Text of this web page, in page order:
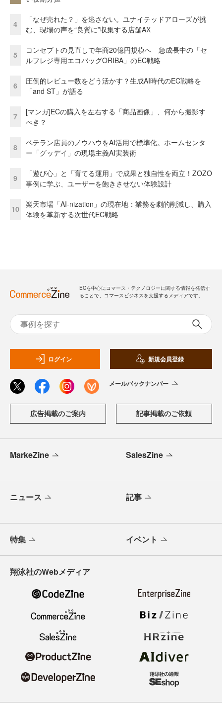
4
「なぜ売れた？」を逃さない。ユナイテッドアローズが挑
む、現場の声を“良質に”収集する店舗AX
5
コンセプトの見直しで年商20億円規模へ 急成長中の「セ
ルフレジ専用エコバッグORIBA」のEC戦略
6
圧倒的レビュー数をどう活かす？生成AI時代のEC戦略を
「and ST」が語る
7
[マンガ]ECの購入を左右する「商品画像」、何から撮影す
べき？
8
ベテラン店員のノウハウをAI活用で標準化。ホームセンタ
ー「グッデイ」の現場主義AI実装術
9
「遊び心」と「育てる運用」で成果と独自性を両立！ZOZO
事例に学ぶ、ユーザーを飽きさせない体験設計
10
楽天市場「AI-nization」の現在地：業務を劇的削減し、購入
体験を革新する次世代EC戦略
ECを中心にコマース・テクノロジーに関する情報を発信す
ることで、コマースビジネスを支援するメディアです。
ログイン 新規会員登録
メールバックナンバー
広告掲載のご案内 記事掲載のご依頼
MarkeZine SalesZine
ニュース 記事
特集 イベント
翔泳社のWebメディア